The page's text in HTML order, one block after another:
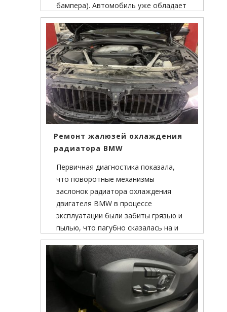
бампера). Автомобиль уже обладает
заводскими пазами, поэтому ничего
сверлить или приваривать не
придется.
Ремонт жалюзей охлаждения
радиатора BMW
Первичная диагностика показала,
что поворотные механизмы
заслонок радиатора охлаждения
двигателя BMW в процессе
эксплуатации были забиты грязью и
пылью, что пагубно сказалась на и
функциональности. Для полной
очистки механизма жалюзи, нашим
специалистам пришлось их
полностью снять и разобрать.